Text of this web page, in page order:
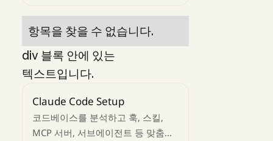
항목을 찾을 수 없습니다.
div 블록 안에 있는
텍스트입니다.
Claude Code Setup
코드베이스를 분석하고 훅, 스킬,
MCP 서버, 서브에이전트 등 맞춤형